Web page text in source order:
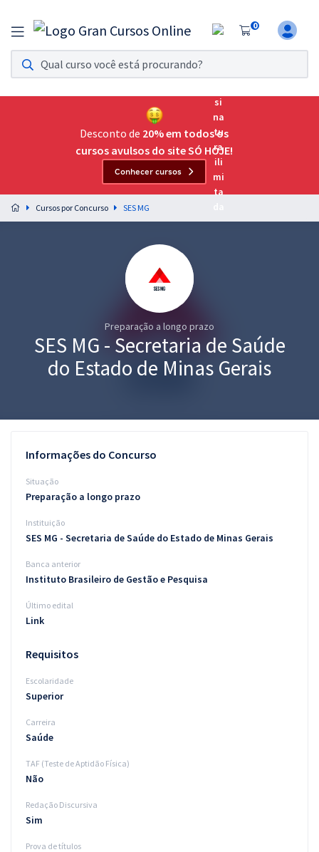
0
Assinatura Ilimitada 11
Acesso a todos os cursos. Teste grátis por 7 dias!
Assinatura OAB Até Passar
Acesso ilimitado a toda preparação para o Exame da
Preparação completa e intensiva para as principais
residências em saúde do Brasil
Graduação
Conteúdo gratuito
Blog
Desconto de 20% em todos os
cursos avulsos do site SÓ HOJE!
Conhecer cursos
Cursos por Concurso SES MG
Preparação a longo prazo
SES MG - Secretaria de Saúde
do Estado de Minas Gerais
Informações do Concurso
Situação
Preparação a longo prazo
Instituição
SES MG - Secretaria de Saúde do Estado de Minas Gerais
Banca anterior
Instituto Brasileiro de Gestão e Pesquisa
Último edital
Link
Requisitos
Escolaridade
Superior
Carreira
Saúde
TAF (Teste de Aptidão Física)
Não
Redação Discursiva
Sim
Prova de títulos